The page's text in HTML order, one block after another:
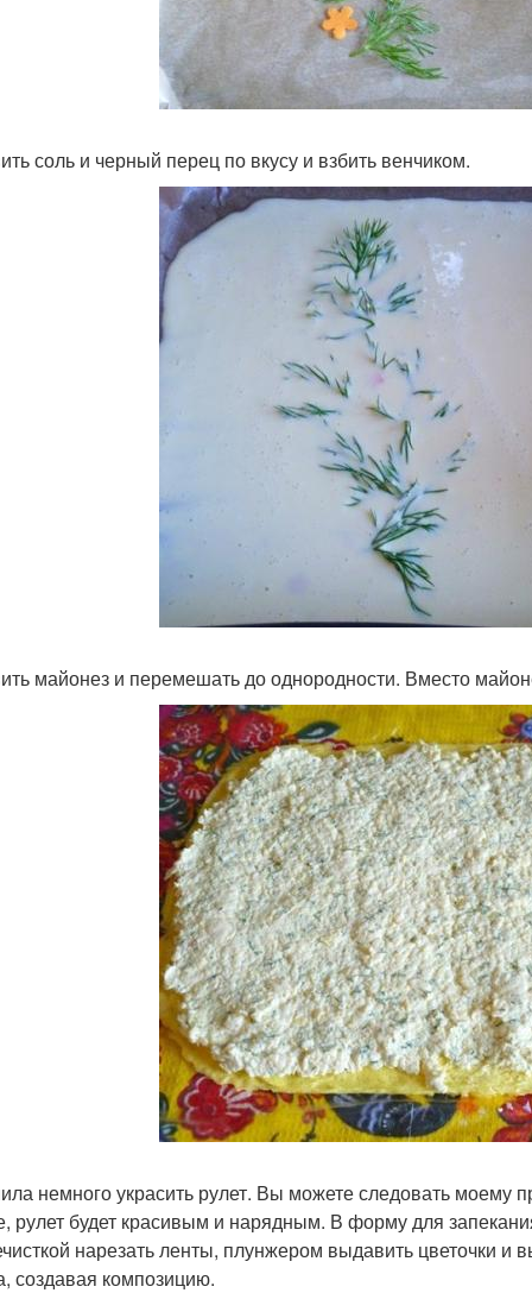
соль и черный перец по вкусу и взбить венчиком.
майонез и перемешать до однородности. Вместо
немного украсить рулет. Вы можете следовать моему
рулет будет красивым и нарядным. В форму для
нарезать ленты, плунжером выдавить цветочки и
создавая композицию.